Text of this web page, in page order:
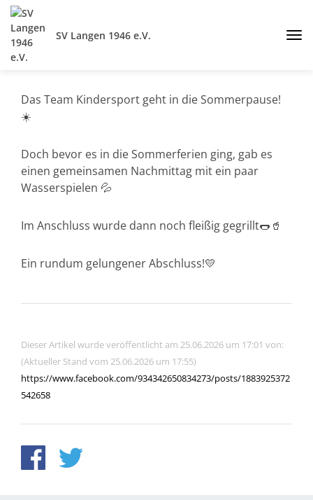
SV Langen 1946 e.V.
Das Team Kindersport geht in die Sommerpause!
☀️
Doch bevor es in die Sommerferien ging, gab es
einen gemeinsamen Nachmittag mit ein paar
Wasserspielen 💦
Im Anschluss wurde dann noch fleißig gegrillt🌭🥤
Ein rundum gelungener Abschluss!💛
Dieser Artikel wurde veröffentlicht am 25.06.2026 um 17:01 von:
(Aktueller Stand vom 25.06.2026 um 17:55)
https://www.facebook.com/934342650834273/posts/1883925372
542658